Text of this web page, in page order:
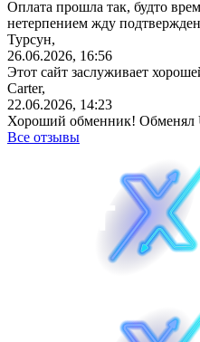
Оплата прошла так, будто
нетерпением жду
Турсун,
26.06.2026, 16:56
Этот сайт заслуживает
Carter,
22.06.2026, 14:23
Хороший обменник! Обменял
Все отзывы